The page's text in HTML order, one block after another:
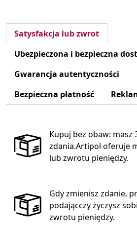
Satysfakcja lub zwrot
Ubezpieczona i bezpieczna
Gwarancja autentyczności
Bezpieczna płatność
Kupuj bez obaw: masz
zdania.Artipol oferuje
lub zwrotu pieniędzy.
Gdy zmienisz zdanie,
podającczy życzysz
zwrotu pieniędzy.